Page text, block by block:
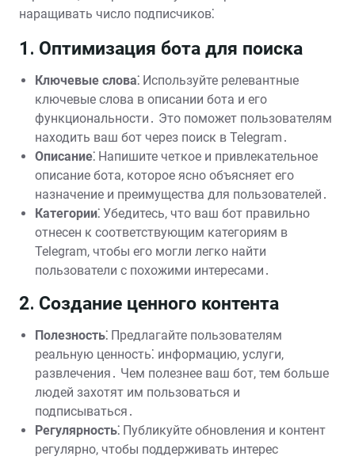
наращивать число подписчиков⁚
1․ Оптимизация бота для поиска
Ключевые слова⁚ Используйте релевантные
ключевые слова в описании бота и его
функциональности․ Это поможет пользователям
находить ваш бот через поиск в Telegram․
Описание⁚ Напишите четкое и привлекательное
описание бота, которое ясно объясняет его
назначение и преимущества для пользователей․
Категории⁚ Убедитесь, что ваш бот правильно
отнесен к соответствующим категориям в
Telegram, чтобы его могли легко найти
пользователи с похожими интересами․
2․ Создание ценного контента
Полезность⁚ Предлагайте пользователям
реальную ценность⁚ информацию, услуги,
развлечения․ Чем полезнее ваш бот, тем больше
людей захотят им пользоваться и
подписываться․
Регулярность⁚ Публикуйте обновления и контент
регулярно, чтобы поддерживать интерес